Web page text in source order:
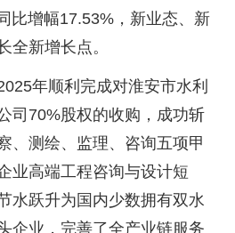
比增幅17.53%，新业态、新
全新增长点。
年顺利完成对淮安市水利
司70%股权的收购，成功斩
、测绘、监理、咨询五项甲
业高端工程咨询与设计短
水跃升为国内少数拥有双水
企业，完善了全产业链服务